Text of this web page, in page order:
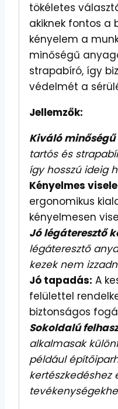
tökéletes
akiknek fontos a
kényelem a
minőségű
strapabíró, így
védelmét a
Jellemzők:
Kiváló
tartós és
így hosszú ideig
Kényelmes
ergonomikus
kényelmesen
Jó légáteresztő
légáteresztő
kezek nem
Jó tapadás: A
felülettel
biztonságos
Sokoldalú
alkalmasak
például
kertészkedéshez